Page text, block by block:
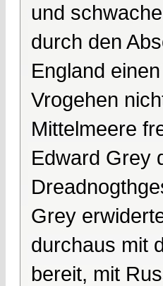
und
durch den
England
Vrogehen
Mittelmeere
Edward Grey
Grey
durchaus mit
bereit, mit